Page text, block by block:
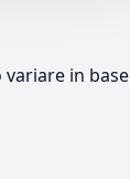
in base